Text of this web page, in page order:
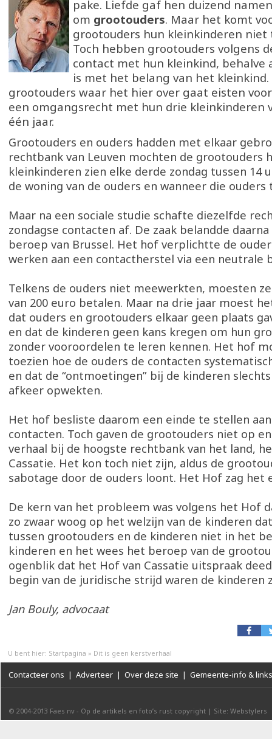
pake. Liefde gaf hen duizend
om grootouders. Maar het komt
grootouders hun kleinkinderen niet
Toch hebben grootouders volgens
contact met hun kleinkind, behalve
is met het belang van het kleinkind.
grootouders waar het hier over gaat eisten
een omgangsrecht met hun drie kleinkinderen
één jaar.
Grootouders en ouders hadden met elkaar
rechtbank van Leuven mochten de grootouders
kleinkinderen zien elke derde zondag tussen 14
de woning van de ouders en wanneer die
Maar na een sociale studie schafte diezelfde
zondagse contacten af. De zaak belandde
beroep van Brussel. Het hof verplichtte de
werken aan een contactherstel via een neutrale
Telkens de ouders niet meewerkten, moesten
van 200 euro betalen. Maar na drie jaar moest
dat ouders en grootouders elkaar geen plaats
en dat de kinderen geen kans kregen om hun
zonder vooroordelen te leren kennen. Het hof
toezien hoe de ouders de contacten
en dat de “ontmoetingen” bij de kinderen
afkeer opwekten.
Het hof besliste daarom een einde te stellen
contacten. Toch gaven de grootouders niet op
verhaal bij de hoogste rechtbank van het land,
Cassatie. Het kon toch niet zijn, aldus de
sabotage door de ouders loont. Het Hof zag het
De kern van het probleem was volgens het Hof
zo zwaar woog op het welzijn van de kinderen
tussen grootouders en de kinderen niet in het
kinderen en het wees het beroep van de
ogenblik dat het Hof van Cassatie uitspraak
begin van de juridische strijd waren de kinderen
Jan Bouly, advocaat
U bent hier: Startpagina » Dit is geen kerstverhaal
Contacteer ons | Adverteer | Over deze site | Gemeente-info & links
© 2004-2013 Faes nv - Op de artikels en foto’s rust copyright | Site: Webstylers